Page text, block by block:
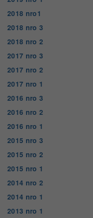
2018 nro1
2018 nro 3
2018 nro 2
2017 nro 3
2017 nro 2
2017 nro 1
2016 nro 3
2016 nro 2
2016 nro 1
2015 nro 3
2015 nro 2
2015 nro 1
2014 nro 2
2014 nro 1
2013 nro 1